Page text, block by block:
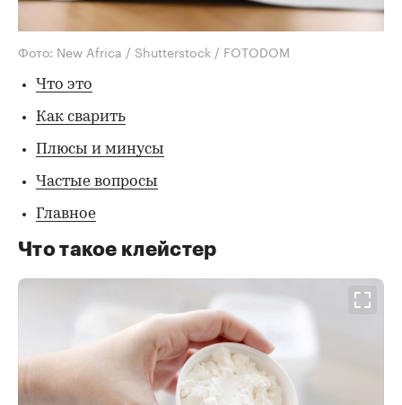
Фото: New Africa / Shutterstock / FOTODOM
Что это
Как сварить
Плюсы и минусы
Частые вопросы
Главное
Что такое клейстер